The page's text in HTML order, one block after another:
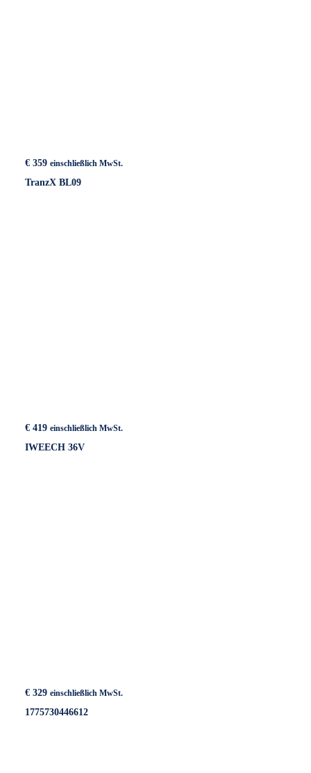
€ 359 einschließlich MwSt.
TranzX BL09
€ 419 einschließlich MwSt.
IWEECH 36V
€ 329 einschließlich MwSt.
1775730446612